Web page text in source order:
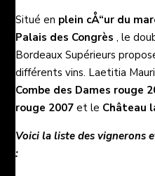
Situé en plein cÅ“ur du
Palais des Congrès, le
Bordeaux Supérieurs
différents vins. Laetitia
Combe des Dames rouge
rouge 2007et le Château
Voici la liste des vignerons
: